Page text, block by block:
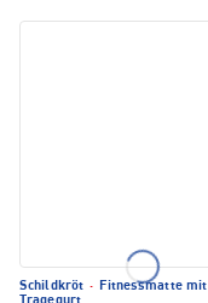
Schildkröt · Fitnessmatte mit